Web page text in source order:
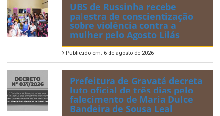
UBS de Russinha recebe
palestra de conscientização
sobre violência contra a
mulher pelo Agosto Lilás
Publicado em: 6 de agosto de 2026
Prefeitura de Gravatá decreta
luto oficial de três dias pelo
falecimento de Maria Dulce
Bandeira de Sousa Leal